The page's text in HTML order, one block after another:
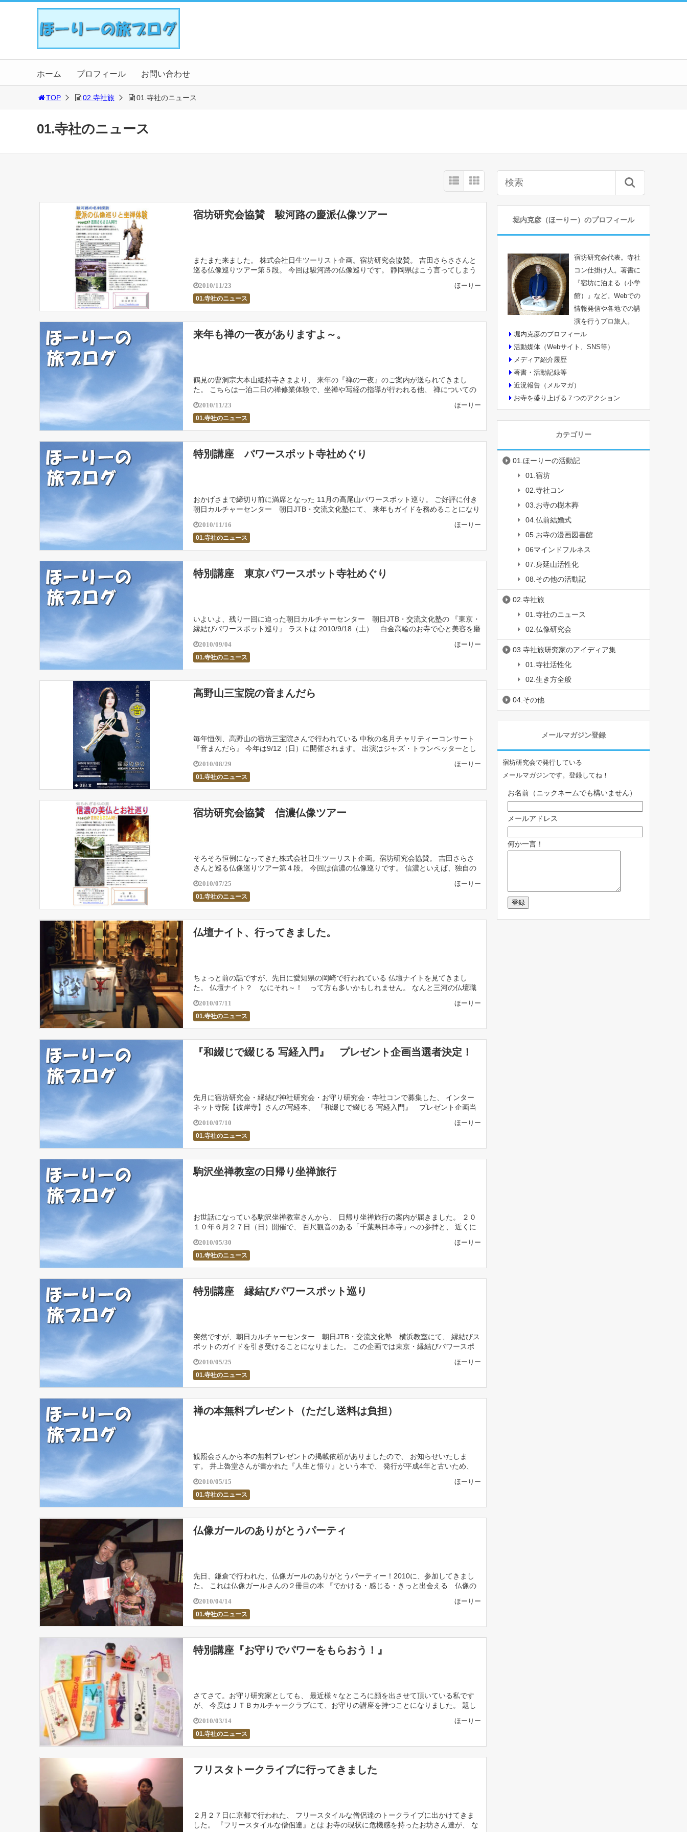
ホーム プロフィール お問い合わせ
TOP 02.寺社旅 01.寺社のニュース
01.寺社のニュース
宿坊研究会協賛 駿河路の慶派仏像ツアー
またまた来ました。 株式会社日生ツーリスト企画。宿坊研究会協賛。 吉田さらささんと
巡る仏像巡りツアー第５段。 今回は駿河路の仏像巡りです。 静岡県はこう言ってしまう
2010/11/23
01.寺社のニュース
ほーりー
来年も禅の一夜がありますよ～。
鶴見の曹洞宗大本山總持寺さまより、 来年の『禅の一夜』のご案内が送られてきまし
た。 こちらは一泊二日の禅修業体験で、坐禅や写経の指導が行われる他、 禅についての
2010/11/23
01.寺社のニュース
ほーりー
特別講座 パワースポット寺社めぐり
おかげさまで締切り前に満席となった 11月の高尾山パワースポット巡り。 ご好評に付き
朝日カルチャーセンター 朝日JTB・交流文化塾にて、 来年もガイドを務めることになり
2010/11/16
01.寺社のニュース
ほーりー
特別講座 東京パワースポット寺社めぐり
いよいよ、残り一回に迫った朝日カルチャーセンター 朝日JTB・交流文化塾の 『東京・
縁結びパワースポット巡り』 ラストは 2010/9/18（土） 白金高輪のお寺で心と美容を磨
2010/09/04
01.寺社のニュース
ほーりー
高野山三宝院の音まんだら
毎年恒例、高野山の宿坊三宝院さんで行われている 中秋の名月チャリティーコンサート
『音まんだら』 今年は9/12（日）に開催されます。 出演はジャズ・トランペッターとし
2010/08/29
01.寺社のニュース
ほーりー
宿坊研究会協賛 信濃仏像ツアー
そろそろ恒例になってきた株式会社日生ツーリスト企画。宿坊研究会協賛。 吉田さらさ
さんと巡る仏像巡りツアー第４段。 今回は信濃の仏像巡りです。 信濃といえば、独自の
2010/07/25
01.寺社のニュース
ほーりー
仏壇ナイト、行ってきました。
ちょっと前の話ですが、先日に愛知県の岡崎で行われている 仏壇ナイトを見てきまし
た。 仏壇ナイト？ なにそれ～！ って方も多いかもしれません。 なんと三河の仏壇職
2010/07/11
01.寺社のニュース
ほーりー
『和綴じで綴じる 写経入門』 プレゼント企画当選者決定！
先月に宿坊研究会・縁結び神社研究会・お守り研究会・寺社コンで募集した、 インター
ネット寺院【彼岸寺】さんの写経本、 『和綴じで綴じる 写経入門』 プレゼント企画当
2010/07/10
01.寺社のニュース
ほーりー
駒沢坐禅教室の日帰り坐禅旅行
お世話になっている駒沢坐禅教室さんから、 日帰り坐禅旅行の案内が届きました。 ２０
１０年６月２７日（日）開催で、 百尺観音のある「千葉県日本寺」への参拝と、 近くに
2010/05/30
01.寺社のニュース
ほーりー
特別講座 縁結びパワースポット巡り
突然ですが、朝日カルチャーセンター 朝日JTB・交流文化塾 横浜教室にて、 縁結びス
ポットのガイドを引き受けることになりました。 この企画では東京・縁結びパワースポ
2010/05/25
01.寺社のニュース
ほーりー
禅の本無料プレゼント（ただし送料は負担）
観照会さんから本の無料プレゼントの掲載依頼がありましたので、 お知らせいたしま
す。 井上魯堂さんが書かれた『人生と悟り』という本で、 発行が平成4年と古いため、
2010/05/15
01.寺社のニュース
ほーりー
仏像ガールのありがとうパーティ
先日、鎌倉で行われた、仏像ガールのありがとうパーティー！2010に、参加してきまし
た。 これは仏像ガールさんの２冊目の本 『でかける・感じる・きっと出会える 仏像の
2010/04/14
01.寺社のニュース
ほーりー
特別講座『お守りでパワーをもらおう！』
さてさて。お守り研究家としても、 最近様々なところに顔を出させて頂いている私です
が、 今度はＪＴＢカルチャークラブにて、お守りの講座を持つことになりました。 題し
2010/03/14
01.寺社のニュース
ほーりー
フリスタトークライブに行ってきました
２月２７日に京都で行われた、 フリースタイルな僧侶達のトークライブに出かけてきま
した。 『フリースタイルな僧侶達』とは お寺の現状に危機感を持ったお坊さん達が、 な
堀内克彦（ほーりー）のプロフィール
宿坊研究会代表。寺社
コン仕掛け人。著書に
『宿坊に泊まる（小学
館）』など。Webでの
情報発信や各地での講
演を行うプロ旅人。
堀内克彦のプロフィール
活動媒体（Webサイト、SNS等）
メディア紹介履歴
著書・活動記録等
近況報告（メルマガ）
お寺を盛り上げる７つのアクション
カテゴリー
01.ほーりーの活動記
01.宿坊
02.寺社コン
03.お寺の樹木葬
04.仏前結婚式
05.お寺の漫画図書館
06マインドフルネス
07.身延山活性化
08.その他の活動記
02.寺社旅
01.寺社のニュース
02.仏像研究会
03.寺社旅研究家のアイディア集
01.寺社活性化
02.生き方全般
04.その他
メールマガジン登録
宿坊研究会で発行している
メールマガジンです。登録してね！
お名前（ニックネームでも構いません）
メールアドレス
何か一言！